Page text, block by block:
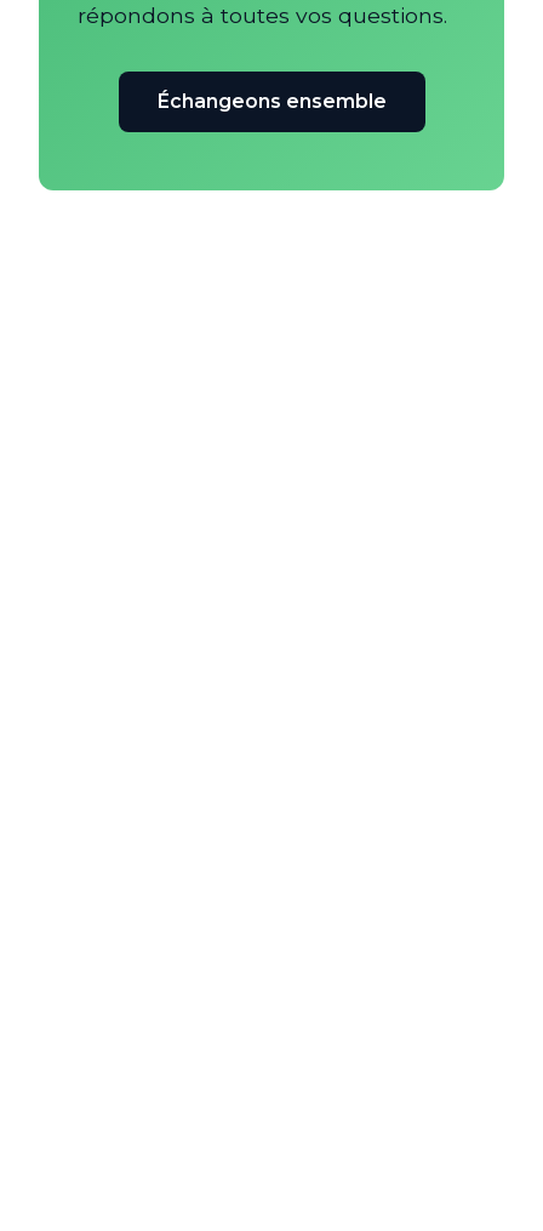
répondons à toutes vos questions.
Échangeons ensemble